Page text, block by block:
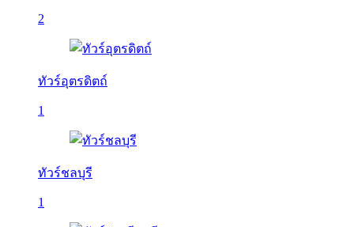
2
ทัวร์อุตรดิตถ์
1
ทัวร์ชลบุรี
1